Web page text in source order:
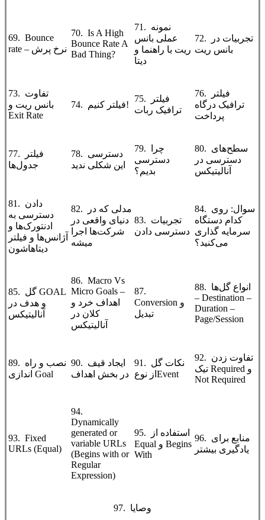
69. Bounce
rate – نرخ پرش
70. Is A High
Bounce Rate A
Bad Thing?
71. نمونه
عملی بانس
ریت با راهنما و
دیتا
72. تجربیات در
بانس ریت
73. تفاوت
بانس ریت و
Exit Rate
74. فیلتر کنیم!
75. فیلتر
ترافیک ربات
76. فیلتر
ترافیک درگاه
پرداخت
77. فیلتر
جدول‌ها
78. دسترسی
این شکلی ندید
79. چرا
دسترسی
بدیم؟
80. سطح‌های
دسترسی در
آنالیتیکس
81. دادن
دسترسی به
ادنتورک‌ها و
آژانس‌ها و فیلتر
دیتاهاشون
82. مدلی که در
دنیای واقعی در
شرکت‌ها اجرا
میشه
83. تجربیات
دسترسی دادن
84. سوال: روی
کدام دستگاه
سرمایه گذاری
می‌کنید؟
85. گل GOAL
و هدف در
آنالیتیکس
86. Macro Vs
Micro Goals –
اهداف خرد و
کلان در
آنالیتیکس
87.
Conversion و
تبدیل
88. انواع گل‌ها
– Destination –
Duration –
Page/Session
89. نصب و راه
اندازی Goal
90. ایجاد قیف
در بخش اهداف
91. نکات گل
از نوعEvent
92. تفاوت زدن
تیک Required و
Not Required
93. Fixed
URLs (Equal)
94.
Dynamically
generated or
variable URLs
(Begins with or
Regular
Expression)
95. استفاده از
Equal و Begins
With
96. منابع برای
یادگیری بیشتر
97. وصایا